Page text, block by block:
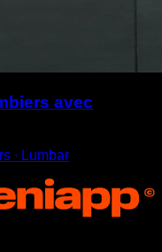
avec
∙ Lumbar